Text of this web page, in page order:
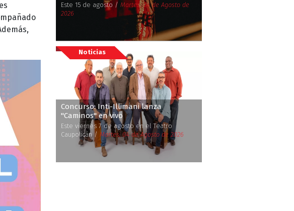
Este 15 de agosto /Martes, 04 de Agosto de
2026
Noticias
Concurso: Inti-Illimani lanza
''Caminos'' en vivo
Este viernes 7 de agosto en el Teatro
Caupolicán /Martes, 04 de Agosto de 2026